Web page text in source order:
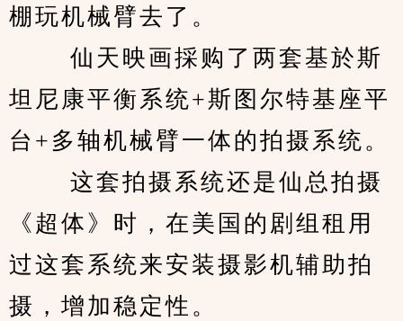
棚玩机械臂去了。
仙天映画採购了两套基於斯
坦尼康平衡系统+斯图尔特基座平
台+多轴机械臂一体的拍摄系统。
这套拍摄系统还是仙总拍摄
《超体》时，在美国的剧组租用
过这套系统来安装摄影机辅助拍
摄，增加稳定性。